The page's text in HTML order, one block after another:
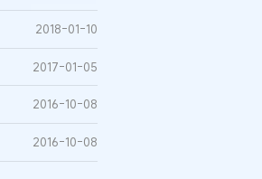
2018-01-10
2017-01-05
2016-10-08
2016-10-08